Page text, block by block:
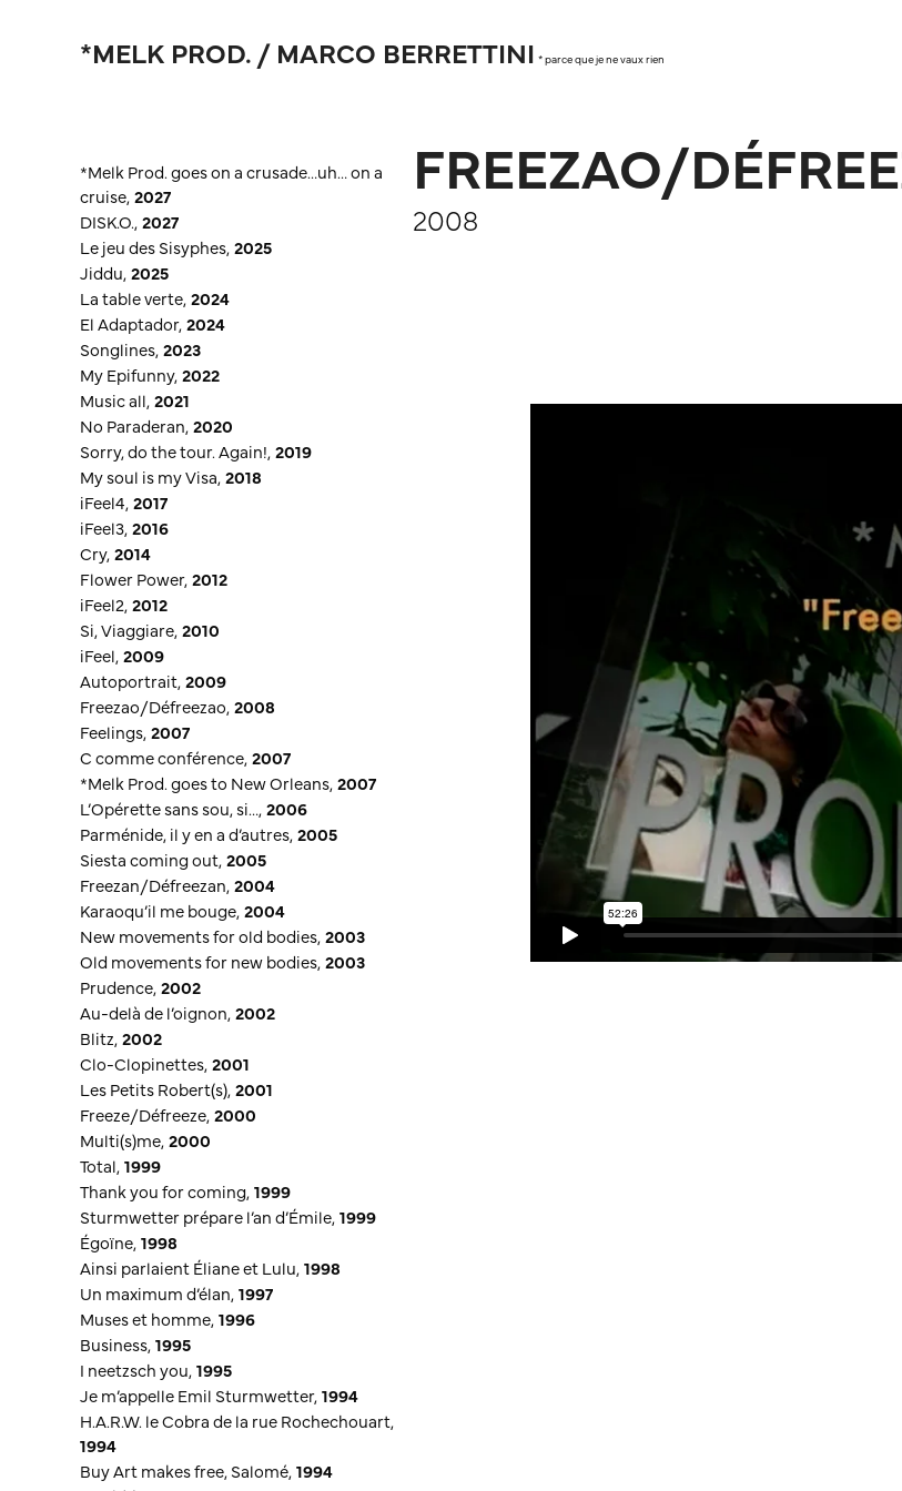
*MELK PROD. / MARCO BERRETTINI * parce que je ne vaux rien
*Melk Prod. goes on a crusade…uh… on a
cruise,2027
DISK.O.,2027
Le jeu des Sisyphes,2025
Jiddu,2025
La table verte,2024
El Adaptador,2024
Songlines,2023
My Epifunny,2022
Music all,2021
No Paraderan,2020
Sorry, do the tour. Again!,2019
My soul is my Visa,2018
iFeel4,2017
iFeel3,2016
Cry,2014
Flower Power,2012
iFeel2,2012
Si, Viaggiare,2010
iFeel,2009
Autoportrait,2009
Freezao/Défreezao,2008
Feelings,2007
C comme conférence,2007
*Melk Prod. goes to New Orleans,2007
L’Opérette sans sou, si…,2006
Parménide, il y en a d’autres,2005
Siesta coming out,2005
Freezan/Défreezan,2004
Karaoqu’il me bouge,2004
New movements for old bodies,2003
Old movements for new bodies,2003
Prudence,2002
Au-delà de l’oignon,2002
Blitz,2002
Clo-Clopinettes,2001
Les Petits Robert(s),2001
Freeze/Défreeze,2000
Multi(s)me,2000
Total,1999
Thank you for coming,1999
Sturmwetter prépare l’an d’Émile,1999
Égoïne,1998
Ainsi parlaient Éliane et Lulu,1998
Un maximum d’élan,1997
Muses et homme,1996
Business,1995
I neetzsch you,1995
Je m’appelle Emil Sturmwetter,1994
H.A.R.W. le Cobra de la rue Rochechouart,
1994
Buy Art makes free, Salomé,1994
FREEZAO/
2008